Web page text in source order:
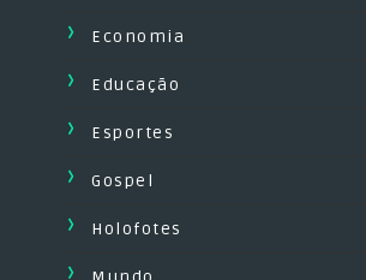
Economia
Educação
Esportes
Gospel
Holofotes